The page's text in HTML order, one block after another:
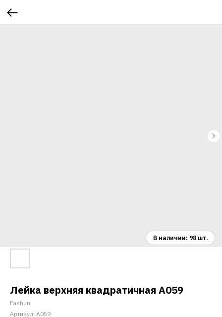
Лейка верхняя квадратичная A059
Fashun
Артикул: A059